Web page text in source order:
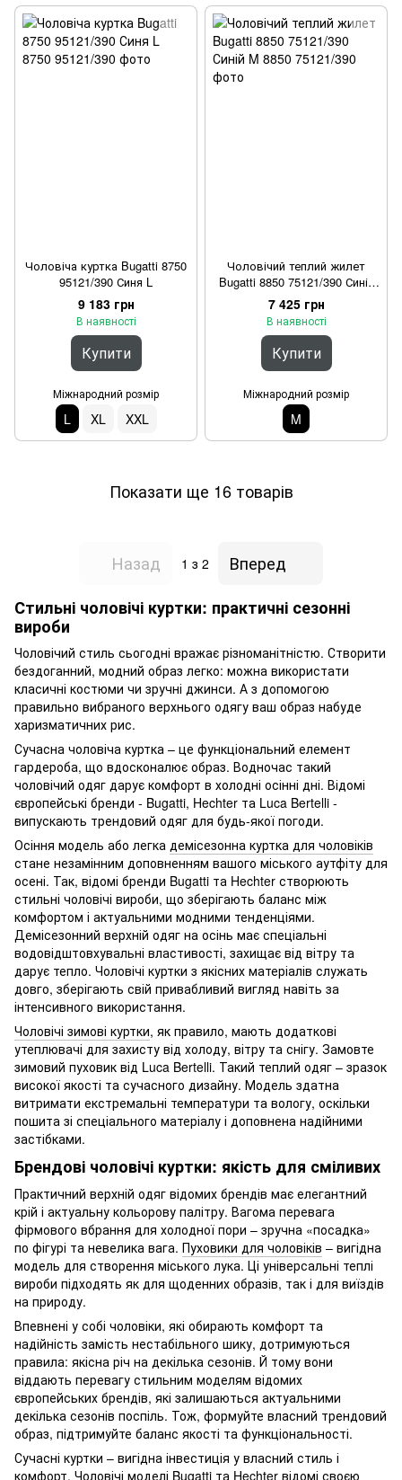
Чоловіча куртка Bugatti 8750
95121/390 Синя L
9 183 грн
В наявності
Купити
Міжнародний розмір
L XL XXL
Чоловічий теплий жилет
Bugatti 8850 75121/390 Синій
M
7 425 грн
В наявності
Купити
Міжнародний розмір
M
Показати ще 16 товарів
Назад 1 з 2
Вперед
Стильні чоловічі куртки: практичні сезонні
вироби
Чоловічий стиль сьогодні вражає різноманітністю. Створити
бездоганний, модний образ легко: можна використати
класичні костюми чи зручні джинси. А з допомогою
правильно вибраного верхнього одягу ваш образ набуде
харизматичних рис.
Сучасна чоловіча куртка – це функціональний елемент
гардероба, що вдосконалює образ. Водночас такий
чоловічий одяг дарує комфорт в холодні осінні дні. Відомі
європейські бренди - Bugatti, Hechter та Luca Bertelli -
випускають трендовий одяг для будь-якої погоди.
Осіння модель або легка демісезонна куртка для чоловіків
стане незамінним доповненням вашого міського аутфіту для
осені. Так, відомі бренди Bugatti та Hechter створюють
стильні чоловічі вироби, що зберігають баланс між
комфортом і актуальними модними тенденціями.
Демісезонний верхній одяг на осінь має спеціальні
водовідштовхувальні властивості, захищає від вітру та
дарує тепло. Чоловічі куртки з якісних матеріалів служать
довго, зберігають свій привабливий вигляд навіть за
інтенсивного використання.
Чоловічі зимові куртки, як правило, мають додаткові
утеплювачі для захисту від холоду, вітру та снігу. Замовте
зимовий пуховик від Luca Bertelli. Такий теплий одяг – зразок
високої якості та сучасного дизайну. Модель здатна
витримати екстремальні температури та вологу, оскільки
пошита зі спеціального матеріалу і доповнена надійними
застібками.
Брендові чоловічі куртки: якість для сміливих
Практичний верхній одяг відомих брендів має елегантний
крій і актуальну кольорову палітру. Вагома перевага
фірмового вбрання для холодної пори – зручна «посадка»
по фігурі та невелика вага. Пуховики для чоловіків – вигідна
модель для створення міського лука. Ці універсальні теплі
вироби підходять як для щоденних образів, так і для виїздів
на природу.
Впевнені у собі чоловіки, які обирають комфорт та
надійність замість нестабільного шику, дотримуються
правила: якісна річ на декілька сезонів. Й тому вони
віддають перевагу стильним моделям відомих
європейських брендів, які залишаються актуальними
декілька сезонів поспіль. Тож, формуйте власний трендовий
образ, підтримуйте баланс якості та функціональності.
Сучасні куртки – вигідна інвестиція у власний стиль і
комфорт. Чоловічі моделі Bugatti та Hechter відомі своєю